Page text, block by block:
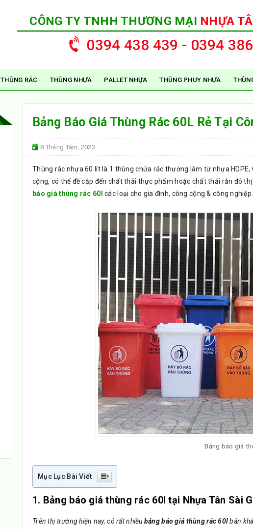
CÔNG TY TNHH THƯƠNG MẠI NHỰA
0394 438 439 - 0394
THÙNG RÁC THÙNG NHỰA PALLET NHỰA THÙNG PHUY NHỰA
Bảng Báo Giá Thùng Rác 60L Rẻ Tại
8 Tháng Tám, 2023
Thùng rác nhựa 60 lít là 1 thùng chứa rác thường làm từ nhựa
cộng, có thể đề cập đến chất thải thực phẩm hoặc chất thải rắn đô
báo giá thùng rác 60l các loại cho gia đình, công cộng & công nghiệp.
Bảng báo giá
Mục Lục Bài Viết
1. Bảng báo giá thùng rác 60l tại Nhựa Tân Sài
Trên thị trường hiện nay, có rất nhiều bảng báo giá thùng rác 60lbán